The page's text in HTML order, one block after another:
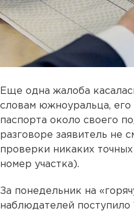
Еще одна жалоба
словам южноуральца, его
паспорта около своего
разговоре заявитель не
проверки никаких
номер участка).
За понедельник на
наблюдателей поступило